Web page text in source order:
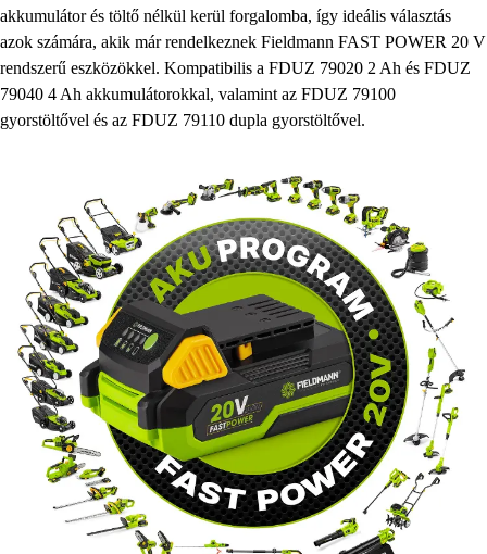
akkumulátor és töltő nélkül kerül forgalomba, így ideális választás
azok számára, akik már rendelkeznek Fieldmann FAST POWER 20 V
rendszerű eszközökkel. Kompatibilis a FDUZ 79020 2 Ah és FDUZ
79040 4 Ah akkumulátorokkal, valamint az FDUZ 79100
gyorstöltővel és az FDUZ 79110 dupla gyorstöltővel.